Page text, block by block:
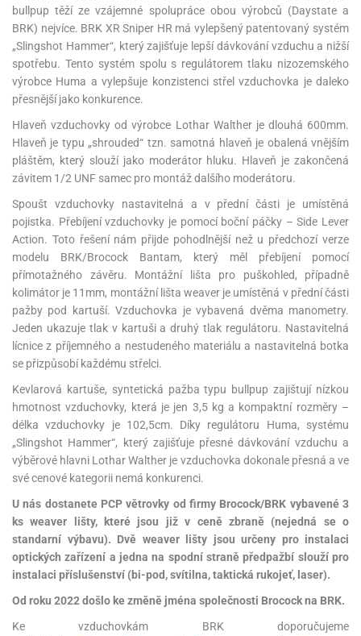
bullpup těží ze vzájemné spolupráce obou výrobců (Daystate a
BRK) nejvíce. BRK XR Sniper HR má vylepšený patentovaný systém
„Slingshot Hammer“, který zajišťuje lepší dávkování vzduchu a nižší
spotřebu. Tento systém spolu s regulátorem tlaku nizozemského
výrobce Huma a vylepšuje konzistenci střel vzduchovka je daleko
přesnější jako konkurence.
Hlaveň vzduchovky od výrobce Lothar Walther je dlouhá 600mm.
Hlaveň je typu „shrouded“ tzn. samotná hlaveň je obalená vnějším
pláštěm, který slouží jako moderátor hluku. Hlaveň je zakončená
závitem 1/2 UNF samec pro montáž dalšího moderátoru.
Spoušt vzduchovky nastavitelná a v přední části je umístěná
pojistka. Přebíjení vzduchovky je pomocí boční páčky – Side Lever
Action. Toto řešení nám přijde pohodlnější než u předchozí verze
modelu BRK/Brocock Bantam, který měl přebíjení pomocí
přímotažného závěru. Montážní lišta pro puškohled, případně
kolimátor je 11mm, montážní lišta weaver je umístěná v přední části
pažby pod kartuší. Vzduchovka je vybavená dvěma manometry.
Jeden ukazuje tlak v kartuši a druhý tlak regulátoru. Nastavitelná
lícnice z příjemného a nestudeného materiálu a nastavitelná botka
se přizpůsobí každému střelci.
Kevlarová kartuše, syntetická pažba typu bullpup zajištují nízkou
hmotnost vzduchovky, která je jen 3,5 kg a kompaktní rozměry –
délka vzduchovky je 102,5cm. Díky regulátoru Huma, systému
„Slingshot Hammer“, který zajišťuje přesné dávkování vzduchu a
výběrové hlavni Lothar Walther je vzduchovka dokonale přesná a ve
své cenové kategorii nemá konkurenci.
U nás dostanete PCP větrovky od firmy Brocock/BRK vybavené 3
ks weaver lišty, které jsou již v ceně zbraně (nejedná se o
standarní výbavu). Dvě weaver lišty jsou určeny pro instalaci
optických zařízení a jedna na spodní straně předpažbí slouží pro
instalaci příslušenství (bi-pod, svítilna, taktická rukojeť, laser).
Od roku 2022 došlo ke změně jména společnosti Brocock na BRK.
Ke vzduchovkám BRK doporučujeme